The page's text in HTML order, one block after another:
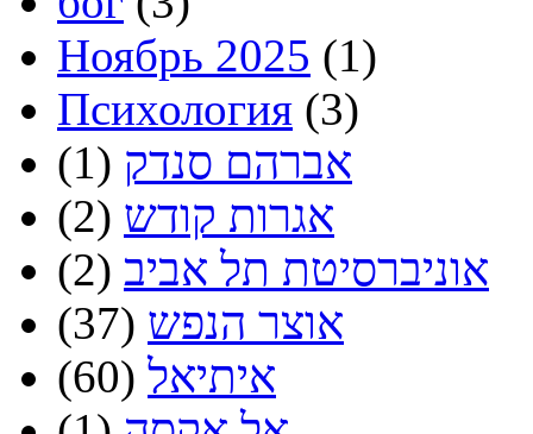
Ноябрь 2025 (1)
Психология (3)
אברהם סנדק (1)
אגרות קודש (2)
אוניברסיטת תל אביב (2)
אוצר הנפש (37)
איתיאל (60)